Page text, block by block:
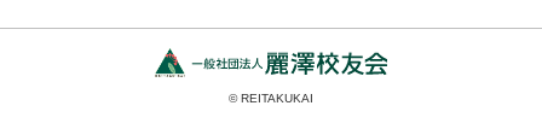
© REITAKUKAI